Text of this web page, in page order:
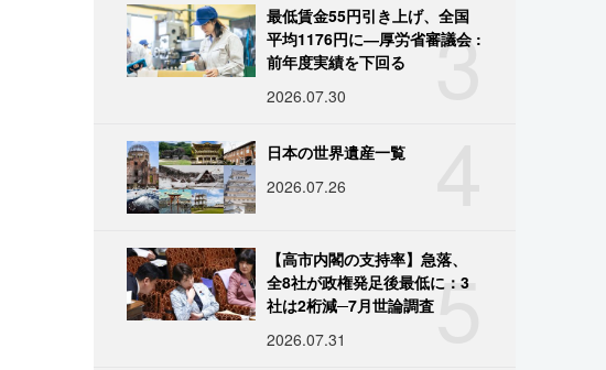
3
最低賃金55円引き上げ、全国
平均1176円に―厚労省審議会 :
前年度実績を下回る
2026.07.30
日本の世界遺産一覧
2026.07.26
5
【高市内閣の支持率】急落、
全8社が政権発足後最低に：3
社は2桁減─7月世論調査
2026.07.31